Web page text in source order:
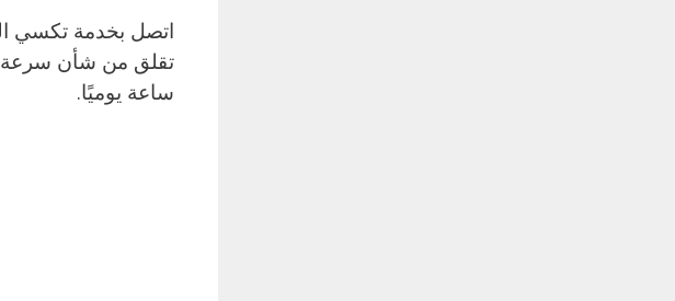
اتصل بخدمة تكسي
تقلق من شأن سرعة
ساعة يوميًا.